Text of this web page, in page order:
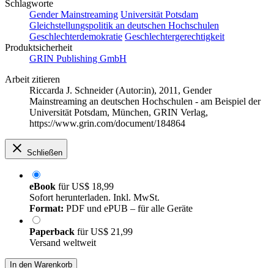
Schlagworte
Gender Mainstreaming Universität Potsdam
Gleichstellungspolitik an deutschen Hochschulen
Geschlechterdemokratie Geschlechtergerechtigkeit
Produktsicherheit
GRIN Publishing GmbH
Arbeit zitieren
Riccarda J. Schneider (Autor:in), 2011, Gender
Mainstreaming an deutschen Hochschulen - am Beispiel der
Universität Potsdam, München, GRIN Verlag,
https://www.grin.com/document/184864
Schließen
eBook fürUS$ 18,99
Sofort herunterladen. Inkl. MwSt.
Format: PDF und ePUB – für alle Geräte
Paperback fürUS$ 21,99
Versand weltweit
In den Warenkorb